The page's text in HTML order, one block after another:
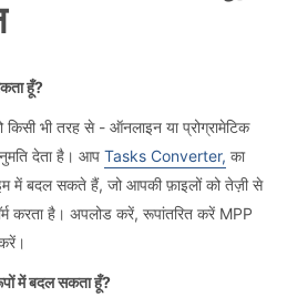
हूँ?
भी तरह से - ऑनलाइन या प्रोग्रामेटिक
देता है। आप Tasks Converter, का
में बदल सकते हैं, जो आपकी फ़ाइलों को तेज़ी से
करता है। अपलोड करें, रूपांतरित करें MPP
में बदल सकता हूँ?